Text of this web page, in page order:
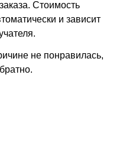
Стоимость
и зависит
не понравилась,